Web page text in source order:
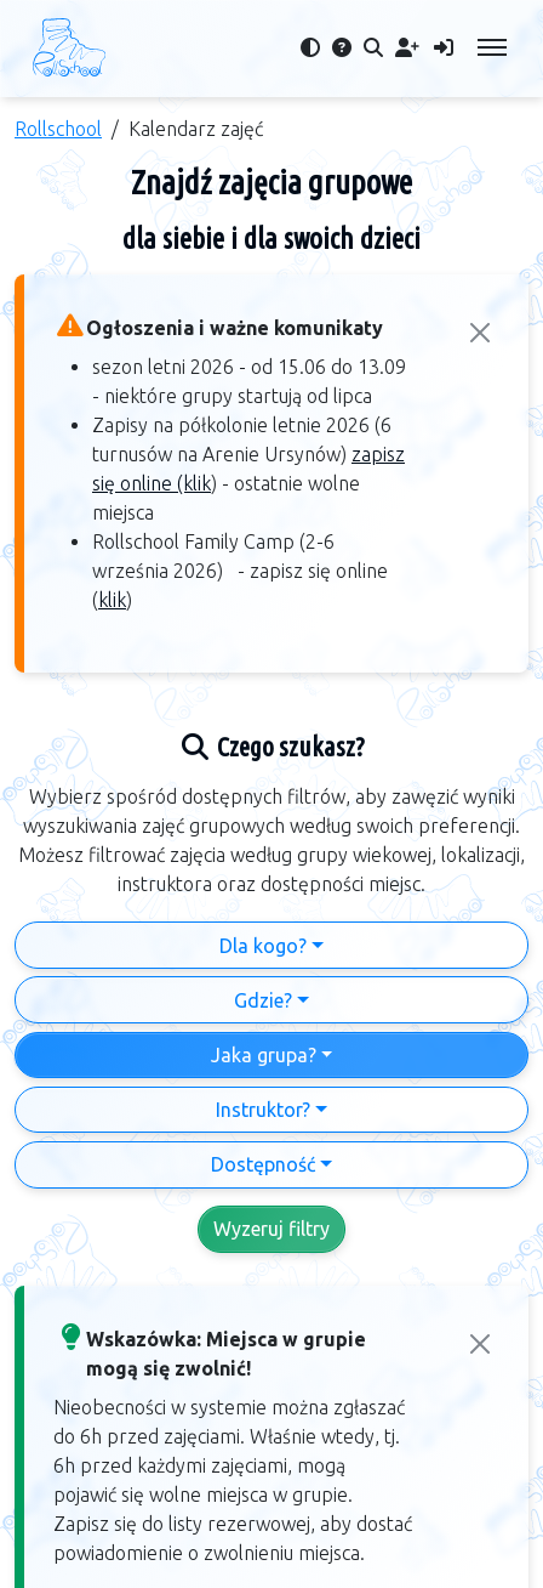
Rollschool Kalendarz zajęć
Znajdź zajęcia grupowe
dla siebie i dla swoich dzieci
Ogłoszenia i ważne komunikaty
sezon letni 2026 - od 15.06 do 13.09
- niektóre grupy startują od lipca
Zapisy na półkolonie letnie 2026 (6
turnusów na Arenie Ursynów) zapisz
się online (klik) - ostatnie wolne
miejsca
Rollschool Family Camp (2-6
września 2026) - zapisz się online
(klik)​
Czego szukasz?
Wybierz spośród dostępnych filtrów, aby zawęzić wyniki
wyszukiwania zajęć grupowych według swoich preferencji.
Możesz filtrować zajęcia według grupy wiekowej, lokalizacji,
instruktora oraz dostępności miejsc.
Dla kogo?
Gdzie?
Jaka grupa?
Instruktor?
Dostępność
Wyzeruj filtry
Wskazówka: Miejsca w grupie
mogą się zwolnić!
Nieobecności w systemie można zgłaszać
do 6h przed zajęciami. Właśnie wtedy, tj.
6h przed każdymi zajęciami, mogą
pojawić się wolne miejsca w grupie.
Zapisz się do listy rezerwowej, aby dostać
powiadomienie o zwolnieniu miejsca.